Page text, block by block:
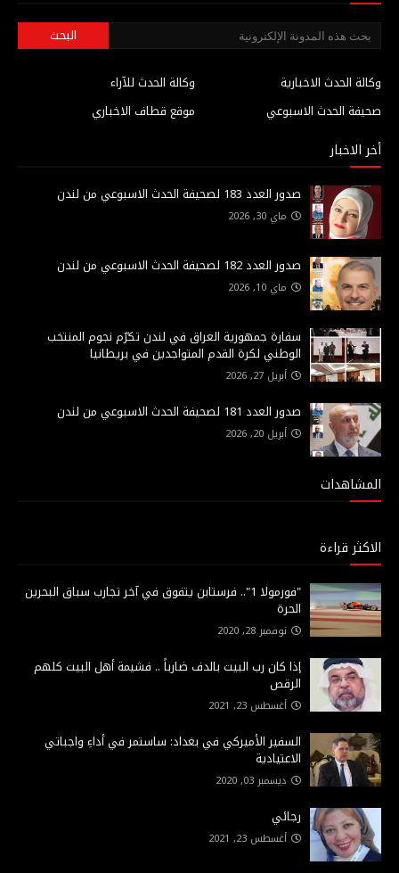
وكالة الحدث للآراء
وكالة الحدث الاخبارية
موقع قطاف الاخباري
صحيفة الحدث الاسبوعي
أخر الاخبار
صدور العدد 183 لصحيفة الحدث الاسبوعي من لندن
ماي 30, 2026
صدور العدد 182 لصحيفة الحدث الاسبوعي من لندن
ماي 10, 2026
سفارة جمهورية العراق في لندن تكرّم نجوم المنتخب
الوطني لكرة القدم المتواجدين في بريطانيا
أبريل 27, 2026
صدور العدد 181 لصحيفة الحدث الاسبوعي من لندن
أبريل 20, 2026
المشاهدات
الاكثر قراءة
"فورمولا 1".. فرستابن يتفوق في آخر تجارب سباق البحرين
الحرة
نوفمبر 28, 2020
إذا كان رب البيت بالدف ضارباً .. فشيمة أهل البيت كلهم
الرقص
أغسطس 23, 2021
السفير الأميركي في بغداد: ساستمر في أداءِ واجباتي
الاعتيادية
ديسمبر 03, 2020
رجائي
أغسطس 23, 2021